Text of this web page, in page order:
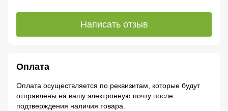
Написать отзыв
Оплата
Оплата осуществляется по реквизитам, которые будут
отправлены на вашу электронную почту после
подтверждения наличия товара.